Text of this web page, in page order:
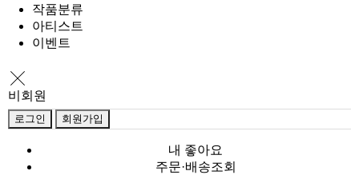
작품분류
아티스트
이벤트
비회원
로그인 회원가입
내 좋아요
주문·배송조회